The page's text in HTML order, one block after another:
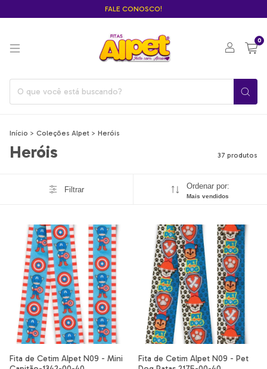
FALE CONOSCO!
0
Início > Coleções Alpet > Heróis
Heróis 37 produtos
Filtrar Ordenar por:
Mais vendidos
Fita de Cetim Alpet N09 - Mini
Fita de Cetim Alpet N09 - Pet